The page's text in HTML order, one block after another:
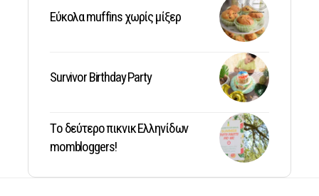
Εύκολα muffins χωρίς μίξερ
Survivor Birthday Party
Tο δεύτερο πικνικ Ελληνίδων
mombloggers!